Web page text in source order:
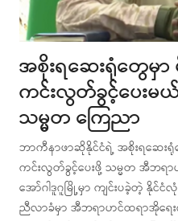
အစိုးရဆေးရုံတွေမှာ
ကင်းလွတ်ခွင့်ပေး
သမ္မတ ကြေညာ
ဘာကီနာဖာဆိုနိုင်ငံရဲ့ အစိုးရဆေးရုံ
ကင်းလွတ်ခွင့်ပေးဖို့ သမ္မတ အီဘရ
အော်ဂါဒူဂူမြို့မှာ ကျင်းပခဲ့တဲ့ နိုင်ငံ
ညီလာခံမှာ အီဘရာဟင်ထရာအိုရေ